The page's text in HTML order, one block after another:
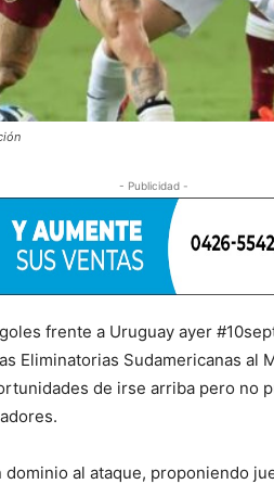
- Publicidad -
frente a Uruguay ayer
Eliminatorias Sudamericanas al
de irse arriba pero no
al ataque, proponiendo